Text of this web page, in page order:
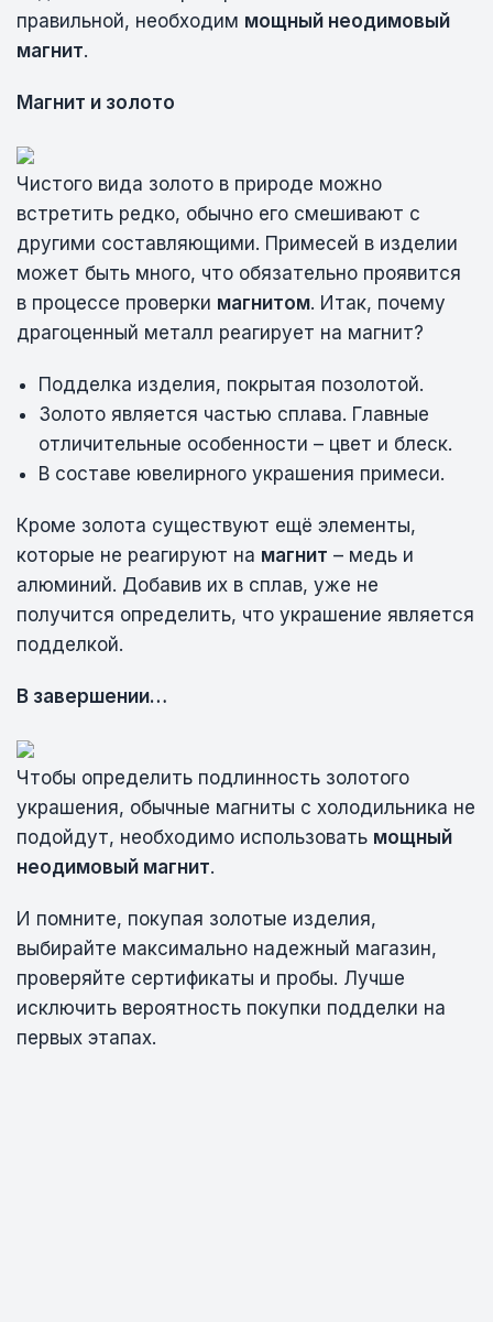
правильной, необходим мощный неодимовый
магнит.
Магнит и золото
Чистого вида золото в природе можно
встретить редко, обычно его смешивают с
другими составляющими. Примесей в изделии
может быть много, что обязательно проявится
в процессе проверки магнитом. Итак, почему
драгоценный металл реагирует на магнит?
Подделка изделия, покрытая позолотой.
Золото является частью сплава. Главные
отличительные особенности – цвет и блеск.
В составе ювелирного украшения примеси.
Кроме золота существуют ещё элементы,
которые не реагируют на магнит – медь и
алюминий. Добавив их в сплав, уже не
получится определить, что украшение является
подделкой.
В завершении…
Чтобы определить подлинность золотого
украшения, обычные магниты с холодильника не
подойдут, необходимо использовать мощный
неодимовый магнит.
И помните, покупая золотые изделия,
выбирайте максимально надежный магазин,
проверяйте сертификаты и пробы. Лучше
исключить вероятность покупки подделки на
первых этапах.